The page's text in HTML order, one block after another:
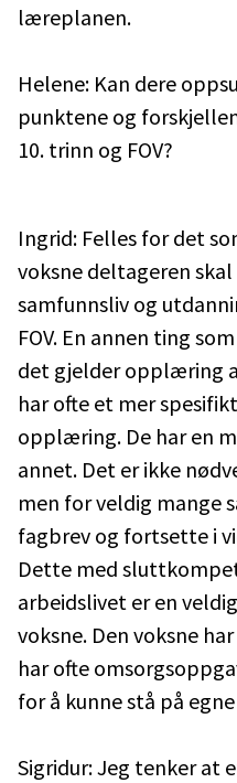
læreplanen.
Helene: Kan dere
punktene og
10. trinn og FOV?
Ingrid: Felles for det
voksne deltageren
samfunnsliv og
FOV. En annen ting
det gjelder opplæring
har ofte et mer
opplæring. De har en
annet. Det er ikke
men for veldig mange
fagbrev og fortsette i
Dette med
arbeidslivet er en
voksne. Den voksne
har ofte
for å kunne stå på
Sigridur: Jeg tenker at